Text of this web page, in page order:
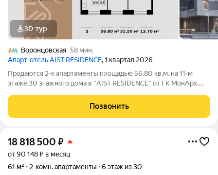
3D-тур
Воронцовская
8 мин.
Апарт-отель AIST RESIDENCE, 1 квартал 2026
Продаются 2-к апартаменты площадью 56.80 кв.м. на 11-м
этаже 30 этажного дома в "AIST RESIDENCE" от ГК МонАрх.
стремится к гармонии между динамичной городской жизнью и
отдыхом на природе.
Позвонить
18 818 500 ₽
от 90 148 ₽ в месяц
61 м²
2-комн. апартаменты 6 этаж из 30